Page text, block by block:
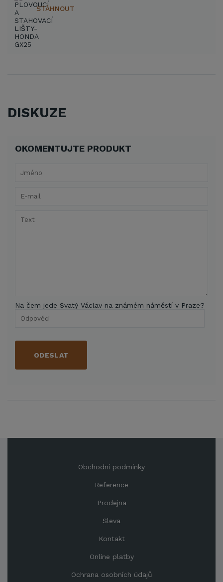
STÁHNOUT
DISKUZE
OKOMENTUJTE PRODUKT
Na čem jede Svatý Václav na známém náměstí v Praze?
ODESLAT
Obchodní podmínky
Reference
Prodejna
Sleva
Kontakt
Online platby
Ochrana osobních údajů